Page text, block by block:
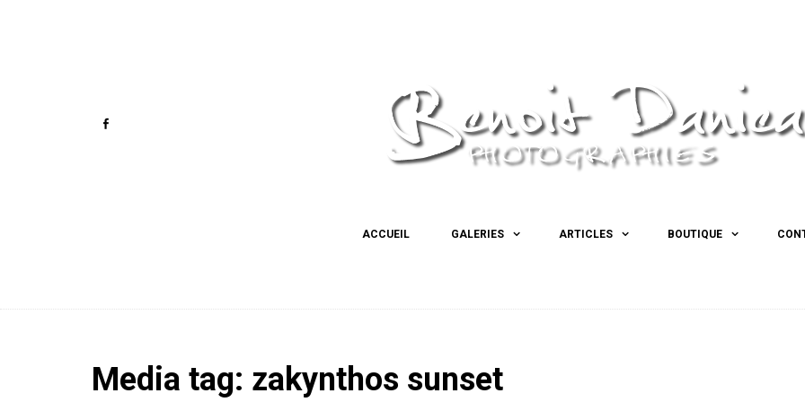
ACCUEIL GALERIES ARTICLES BOUTIQUE
Media tag: zakynthos sunset